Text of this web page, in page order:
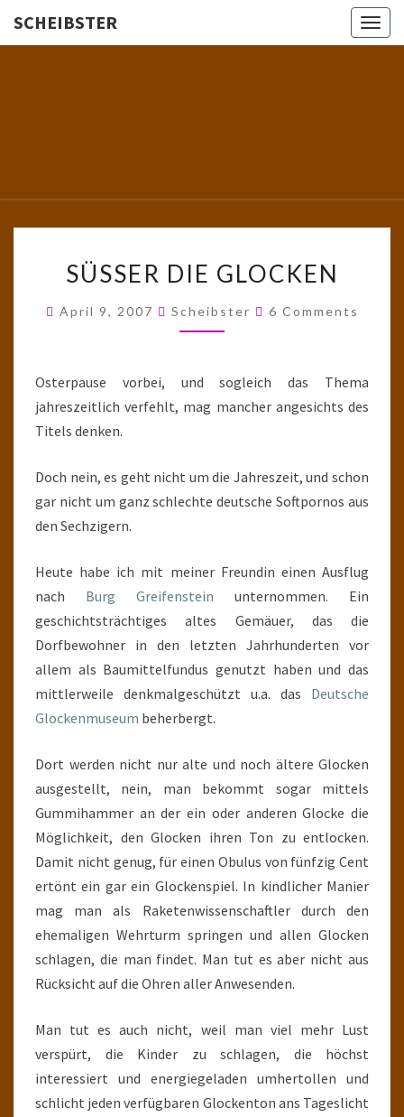
SCHEIBSTER
School!
IE G
SÜSSER DIE GLOCKEN
April 9, 2007 Scheibster Comments
6 Comments
Osterpause vorbei, und sogleich das Thema
jahreszeitlich verfehlt, mag mancher angesichts des
Titels denken.
Doch nein, es geht nicht um die Jahreszeit, und schon
gar nicht um ganz schlechte deutsche Softpornos aus
den Sechzigern.
Heute habe ich mit meiner Freundin einen Ausflug
nach Burg Greifenstein unternommen. Ein
geschichtsträchtiges altes Gemäuer, das die
Dorfbewohner in den letzten Jahrhunderten vor
allem als Baumittelfundus genutzt haben und das
mittlerweile denkmalgeschützt u.a. das Deutsche
Glockenmuseum beherbergt.
Dort werden nicht nur alte und noch ältere Glocken
ausgestellt, nein, man bekommt sogar mittels
Gummihammer an der ein oder anderen Glocke die
Möglichkeit, den Glocken ihren Ton zu entlocken.
Damit nicht genug, für einen Obulus von fünfzig Cent
ertönt ein gar ein Glockenspiel. In kindlicher Manier
mag man als Raketenwissenschaftler durch den
ehemaligen Wehrturm springen und allen Glocken
schlagen, die man findet. Man tut es aber nicht aus
Rücksicht auf die Ohren aller Anwesenden.
Man tut es auch nicht, weil man viel mehr Lust
verspürt, die Kinder zu schlagen, die höchst
interessiert und energiegeladen umhertollen und
schlicht jeden verfügbaren Glockenton ans Tageslicht